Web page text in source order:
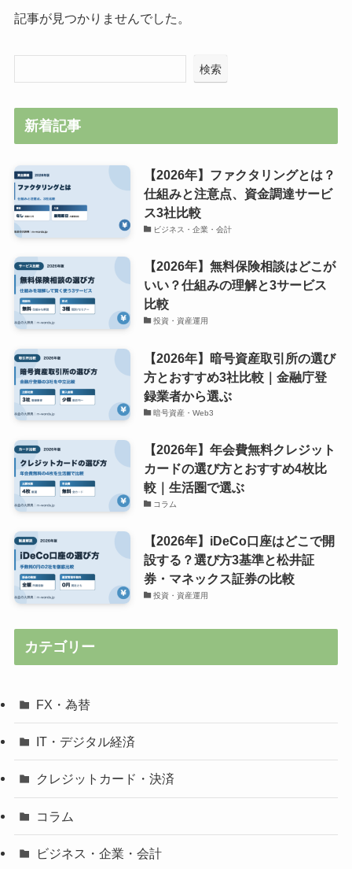
記事が見つかりませんでした。
検索
新着記事
【2026年】ファクタリングとは？
仕組みと注意点、資金調達サービ
ス3社比較
ビジネス・企業・会計
【2026年】無料保険相談はどこが
いい？仕組みの理解と3サービス
比較
投資・資産運用
【2026年】暗号資産取引所の選び
方とおすすめ3社比較｜金融庁登
録業者から選ぶ
暗号資産・Web3
【2026年】年会費無料クレジット
カードの選び方とおすすめ4枚比
較｜生活圏で選ぶ
コラム
【2026年】iDeCo口座はどこで開
設する？選び方3基準と松井証
券・マネックス証券の比較
投資・資産運用
カテゴリー
FX・為替
IT・デジタル経済
クレジットカード・決済
コラム
ビジネス・企業・会計